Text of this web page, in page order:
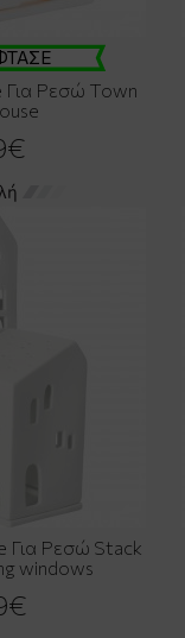
Για Ρεσώ Town
Για Ρεσώ Stack
windows